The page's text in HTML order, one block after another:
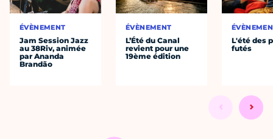
ÉVÈNEMENT
Jam Session Jazz
au 38Riv, animée
par Ananda
Brandão
ÉVÈNEMENT
L’Été du Canal
revient pour une
19ème édition
L'été des
futés